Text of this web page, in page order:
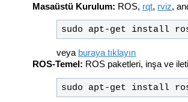
Masaüstü Kurulum: ROS, rqt, rviz,
sudo apt-get install
veya buraya tıklayın
ROS-Temel: ROS paketleri, inşa ve
sudo apt-get install